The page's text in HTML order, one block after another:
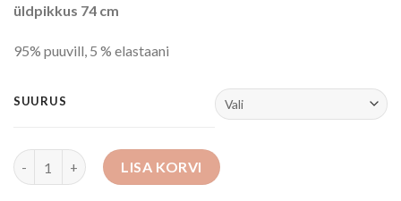
üldpikkus 74 cm
95% puuvill, 5 % elastaani
SUURUS
Komplekt: tuunika+retuusid kogus
LISA KORVI